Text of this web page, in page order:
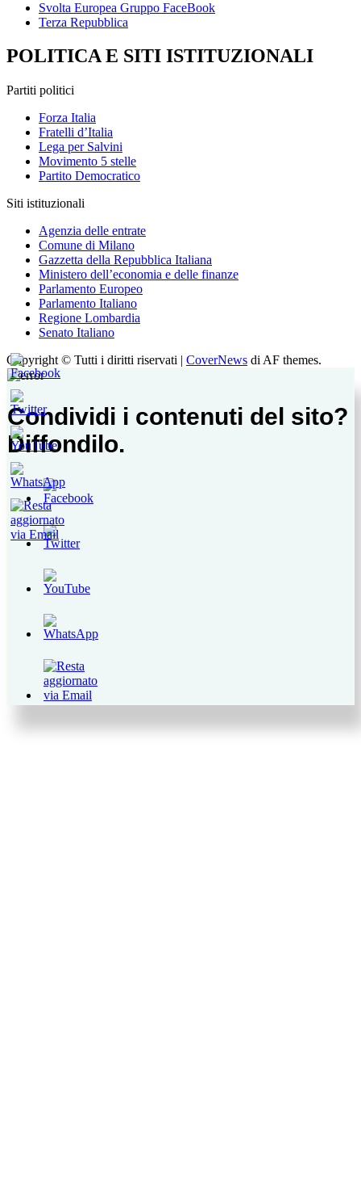
Svolta Europea Gruppo FaceBook
Terza Repubblica
POLITICA E SITI ISTITUZIONALI
Partiti politici
Forza Italia
Fratelli d’Italia
Lega per Salvini
Movimento 5 stelle
Partito Democratico
Siti istituzionali
Agenzia delle entrate
Comune di Milano
Gazzetta della Repubblica Italiana
Ministero dell’economia e delle finanze
Parlamento Europeo
Parlamento Italiano
Regione Lombardia
Senato Italiano
Copyright © Tutti i diritti riservati | CoverNews di AF themes.
Condividi i contenuti del sito?
Diffondilo.